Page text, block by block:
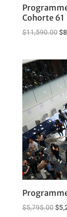
Cohorte 61
$11,590.00 Le
$
$5,795.00 Le
$